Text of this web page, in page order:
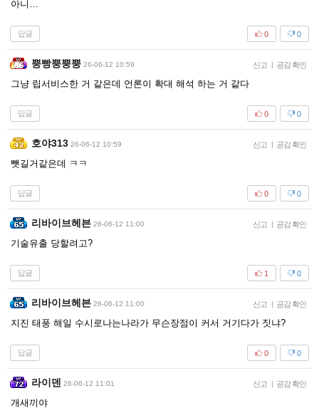
아니…
답글 0
0
뿡빵뿡뿡뿡 26-06-12 10:59 신고 | 공감 확인
그냥 립서비스한 거 같은데 언론이 확대 해석 하는 거 같다
답글 0
0
호야313 26-06-12 10:59 신고 | 공감 확인
뺏길거같은데 ㅋㅋ
답글 0
0
리바이브헤븐 26-06-12 11:00 신고 | 공감 확인
기술유출 당할려고?
답글 0
1
리바이브헤븐 26-06-12 11:00 신고 | 공감 확인
지진 태풍 해일 수시로나는나라가 무슨장점이 커서 거기다가 짓냐?
답글 0
0
라이덴 26-06-12 11:01 신고 | 공감 확인
개새끼야